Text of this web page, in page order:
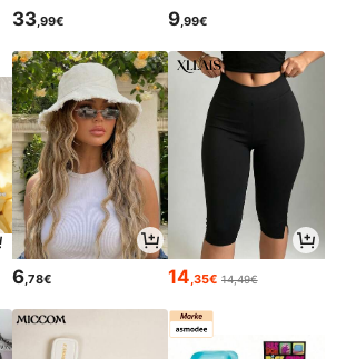
33,99€ 9 ,99€
6,78€ 14,35€ 14,49€